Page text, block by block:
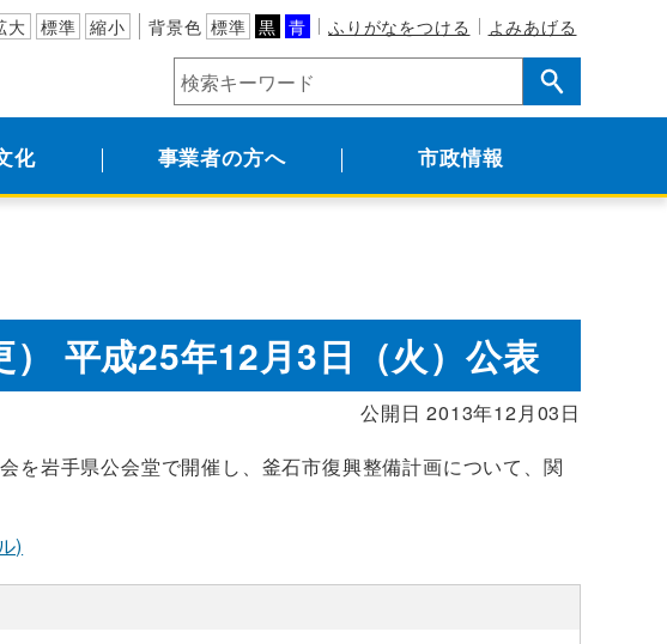
大 標準 縮小 背景色 標準 黒 青 ふりがなをつける よみあげる
化 事業者の方へ 市政情報
平成25年12月3日（火）公表
公開日 2013年12月03日
岩手県公会堂で開催し、釜石市復興整備計画について、関
)